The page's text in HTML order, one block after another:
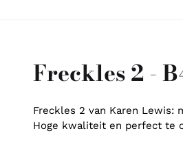
Freckles 2 -
Freckles 2 van Karen
Hoge kwaliteit en perfect te